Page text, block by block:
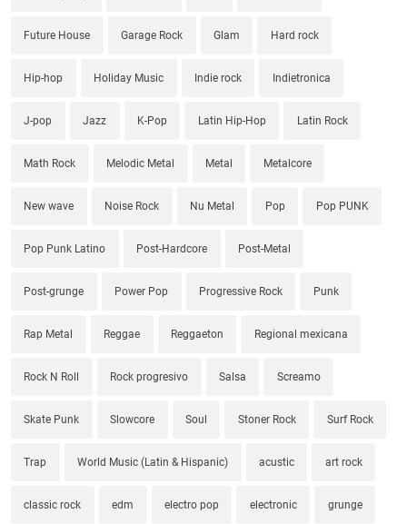
Future House Garage Rock Glam Hard rock
Hip-hop Holiday Music Indie rock Indietronica
J-pop Jazz K-Pop Latin Hip-Hop Latin Rock
Math Rock Melodic Metal Metal Metalcore
New wave Noise Rock Nu Metal Pop Pop PUNK
Pop Punk Latino Post-Hardcore Post-Metal
Post-grunge Power Pop Progressive Rock Punk
Rap Metal Reggae Reggaeton Regional mexicana
Rock N Roll Rock progresivo Salsa Screamo
Skate Punk Slowcore Soul Stoner Rock Surf Rock
Trap World Music (Latin & Hispanic) acustic art rock
classic rock edm electro pop electronic grunge